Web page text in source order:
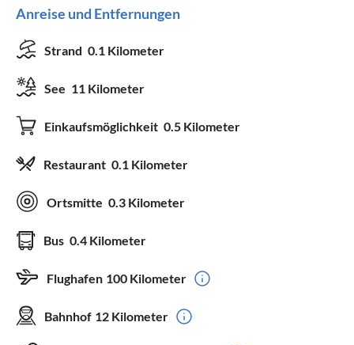
Anreise und Entfernungen
Strand 0.1 Kilometer
See 11 Kilometer
Einkaufsmöglichkeit 0.5 Kilometer
Restaurant 0.1 Kilometer
Ortsmitte 0.3 Kilometer
Bus 0.4 Kilometer
Flughafen 100 Kilometer
Bahnhof 12 Kilometer